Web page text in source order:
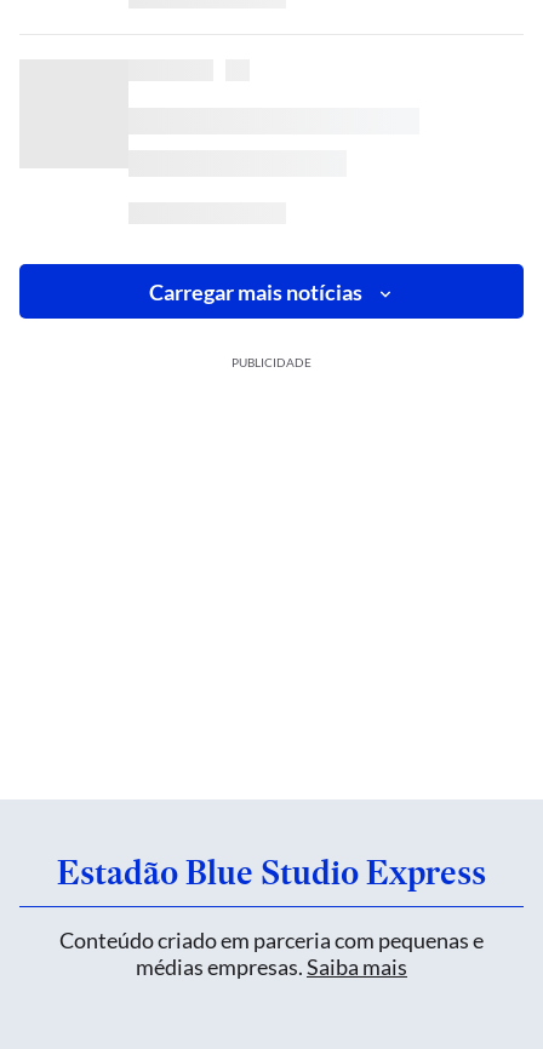
Carregar mais notícias
PUBLICIDADE
Estadão Blue Studio Express
Conteúdo criado em parceria com pequenas e
médias empresas.Saiba mais